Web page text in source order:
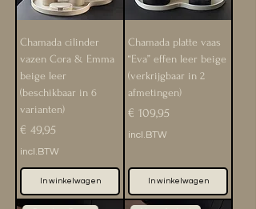
Chamada cilinder
vazen Cora & Emma
beige leer
(beschikbaar in 6
varianten)
Prijs
€ 49,95
incl.BTW
In winkelwagen
Chamada platte vaas
“Eva” effen leer beige
(verkrijgbaar in 2
afmetingen)
Prijs
€ 109,95
incl.BTW
In winkelwagen